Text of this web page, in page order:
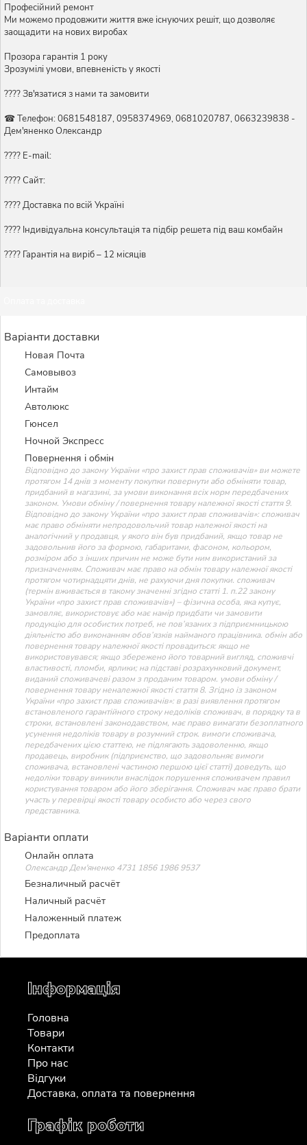
Професійний ремонт
Ми можемо продовжити життя вже існуючих решіт, що дозволяє
заощадити на нових виробах
Прозора гарантія 1 року
Зрозумілі умови, впевненість у якості
???? Зв'язатися з нами та замовити
☎ Телефон: 0681548187, 0958374969, 0681020787, 0663239838 -
Дем'яненко Олександр
???? E-mail:
???? Сайт:
???? Доставка по всій Україні
????️ Індивідуальна консультація та підбір решета під ваш комбайн
???? Гарантія на виріб – 12 місяців
Варіанти доставки
Новая Почта
Самовывоз
Интайм
Автолюкс
Гюнсел
Ночной Экспресс
Повернення і обмін
Відповідно до закону України «про захист прав споживачів» ви можете
протягом 14 днів з моменту покупки повернути або обміняти товар,
придбаний в магазині, за умови виконання всіх норм передбачених
законом. Умови обміну / повернення товару належної якості стаття 9.
Відповідно до закону України «про захист прав споживачів»: споживач
має право обміняти непродовольчий товар належної якості на
аналогічний у продавця, у якого він був придбаний, якщо товар не
задовольнив його за формою, габаритами, фасоном, кольором,
розміром або з інших причин не може бути ним використаний за
призначенням. Споживач має право на обмін товару належної якості
протягом чотирнадцяти днів, не рахуючи дня покупки. споживач
(термін вживається в такому значенні згідно статті 1. п.22 закону
України «про захист прав споживачів») – фізична особа, яка купує,
замовляє, використовує або має намір придбати чи замовити
продукцію для особистих потреб, не пов’язаних з підприємницькою
діяльністю або виконанням обов’язків найманого працівника. обмін або
повернення товару належної якості провадиться: якщо не
використовувався; якщо збережено його товарний вигляд, споживчі
властивості, пломби, ярлики; на підставі розрахунковий документ,
виданий споживачеві разом з проданим товаром. умови обміну /
повернення товару неналежної якості стаття 8. Згідно із законом
України «про захист прав споживачів»: в разі виявлення протягом
встановленого гарантійного строку недоліків споживач, в порядку та в
строки, встановлені законодавством, має право вимагати безоплатного
усунення недоліків товару в розумний строк. вимоги споживача,
передбачених цією статтею, не підлягають задоволенню, якщо
продавець, виробник (підприємство, що задовольняє вимоги
споживача, встановлені частиною першою цієї статті) доведуть, що
недоліки товару виникли внаслідок порушення споживачем правил
користування товаром або його зберігання. Споживач має право брати
участь у перевірці якості товару особисто або через свого
представника.
Варіанти оплати
Онлайн оплата
Олександр Дем'яненко 4731 1856 1986 9537
Безналичный расчёт
Наличный расчёт
Наложенный платеж
Предоплата
Інформація
Головна
Товари
Контакти
Про нас
Відгуки
Доставка, оплата та повернення
Графік роботи